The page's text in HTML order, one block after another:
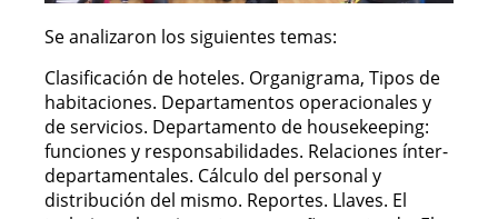
Se analizaron los siguientes temas:
Clasificación de hoteles. Organigrama, Tipos de
habitaciones. Departamentos operacionales y
de servicios. Departamento de housekeeping:
funciones y responsabilidades. Relaciones ínter-
departamentales. Cálculo del personal y
distribución del mismo. Reportes. Llaves. El